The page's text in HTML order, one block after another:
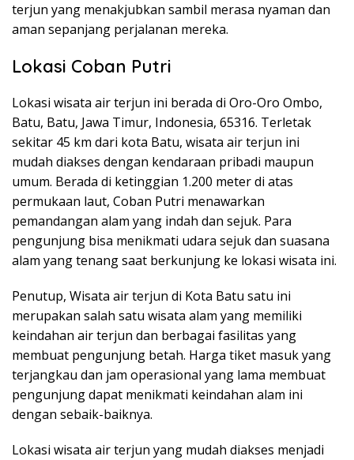
terjun yang menakjubkan sambil merasa nyaman dan
aman sepanjang perjalanan mereka.
Lokasi Coban Putri
Lokasi wisata air terjun ini berada di Oro-Oro Ombo,
Batu, Batu, Jawa Timur, Indonesia, 65316. Terletak
sekitar 45 km dari kota Batu, wisata air terjun ini
mudah diakses dengan kendaraan pribadi maupun
umum. Berada di ketinggian 1.200 meter di atas
permukaan laut, Coban Putri menawarkan
pemandangan alam yang indah dan sejuk. Para
pengunjung bisa menikmati udara sejuk dan suasana
alam yang tenang saat berkunjung ke lokasi wisata ini.
Penutup, Wisata air terjun di Kota Batu satu ini
merupakan salah satu wisata alam yang memiliki
keindahan air terjun dan berbagai fasilitas yang
membuat pengunjung betah. Harga tiket masuk yang
terjangkau dan jam operasional yang lama membuat
pengunjung dapat menikmati keindahan alam ini
dengan sebaik-baiknya.
Lokasi wisata air terjun yang mudah diakses menjadi